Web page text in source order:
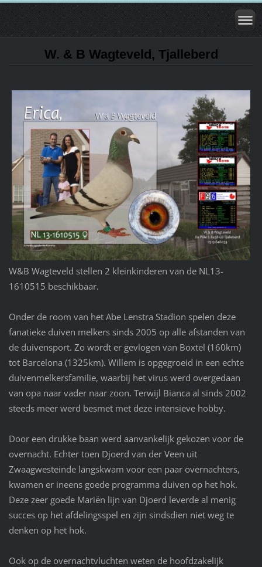
W. & B Wagteveld, Tjalleberd
W&B Wagteveld stellen 2 kleinkinderen van de NL13-
1610515 beschikbaar.
Onder de room van het Abe Lenstra Stadion spelen deze
fanatieke duiven melkers sinds 2005 op alle afstanden van
de duivensport. Zo wordt er gevlogen van Boxtel (160km)
tot Barcelona (1325km). Willem is opgegroeid in een echte
duivenmelkersfamilie, waarbij het virus werd overgedaan
van opa naar vader naar zoon. Terwijl Bianca al sinds 2002
steeds meer werd besmet met deze intensieve hobby.
Door een drukke baan werd aanvankelijk gekozen voor de
overnacht. Echter toen Djoerd van der Veen uit
Zwaagwesteinde langskwam voor een paar overnachters,
kwamen er ineens goede programma duiven op het hok.
Deze zeer goede Mariën lijn van Djoerd leverde al menig
succes op het afdelingsspel en zijn sindsdien niet weg te
denken op het hok.
Ook op de overnachtvluchten weten de hoofdzakelijk